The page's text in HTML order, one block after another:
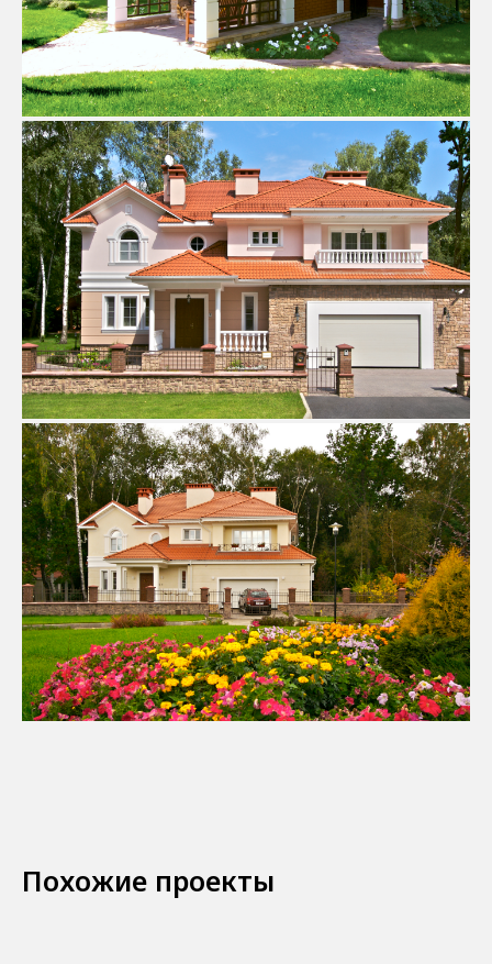
Похожие проекты